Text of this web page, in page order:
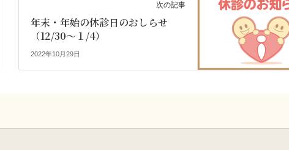
次の記事
年末・年始の休診日のおしらせ
（12/30～１/4）
2022年10月29日